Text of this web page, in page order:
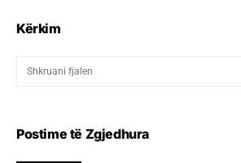
Kërkim
Postime të Zgjedhura